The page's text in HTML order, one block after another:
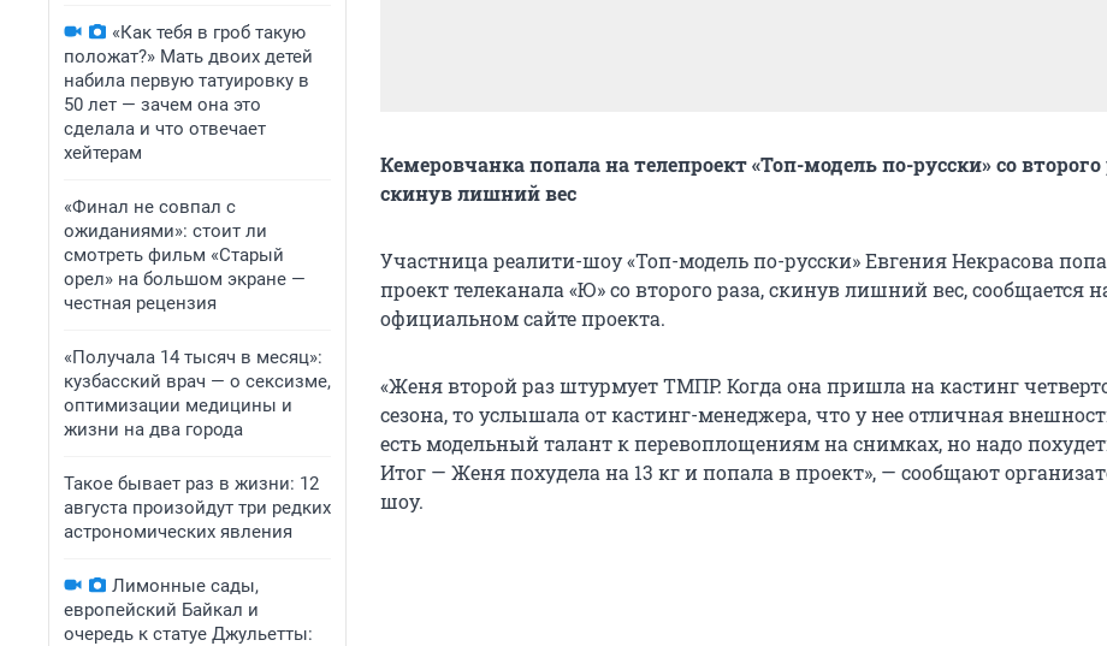
«Как тебя в гроб такую
положат?» Мать двоих детей
набила первую татуировку в
50 лет — зачем она это
сделала и что отвечает
хейтерам
«Финал не совпал с
ожиданиями»: стоит ли
смотреть фильм «Старый
орел» на большом экране —
честная рецензия
«Получала 14 тысяч в месяц»:
кузбасский врач — о сексизме,
оптимизации медицины и
жизни на два города
Такое бывает раз в жизни: 12
августа произойдут три редких
астрономических явления
Лимонные сады,
европейский Байкал и
очередь к статуе Джульетты:
Кемеровчанка попала на телепроект «Топ-модель по-русски» со второго
скинув лишний вес
Участница реалити-шоу «Топ-модель по-русски» Евгения Некрасова
проект телеканала «Ю» со второго раза, скинув лишний вес, сообщается
официальном сайте проекта.
«Женя второй раз штурмует ТМПР. Когда она пришла на кастинг
сезона, то услышала от кастинг-менеджера, что у нее отличная
есть модельный талант к перевоплощениям на снимках, но надо
Итог — Женя похудела на 13 кг и попала в проект», — сообщают
шоу.